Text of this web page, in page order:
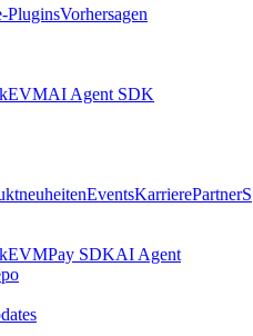
PluginsVorhersagen
AI Agent SDK
EventsKarrierePartnerS
Pay SDKAI Agent